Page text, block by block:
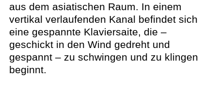
aus dem asiatischen Raum. In einem
vertikal verlaufenden Kanal befindet sich
eine gespannte Klaviersaite, die –
geschickt in den Wind gedreht und
gespannt – zu schwingen und zu klingen
beginnt.